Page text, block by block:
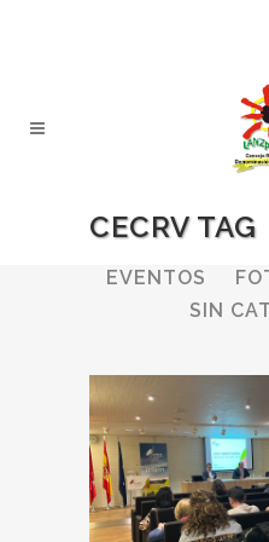
CECRV TAG
ALL BODEGAS
EVENTOS
SIN